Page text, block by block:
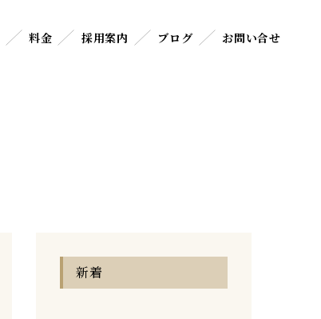
料金 採用案内 ブログ お問い合せ
新着